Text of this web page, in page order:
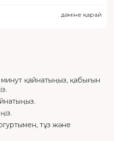
дәміне қарай
қайнатыңыз, қабығын
тұз және